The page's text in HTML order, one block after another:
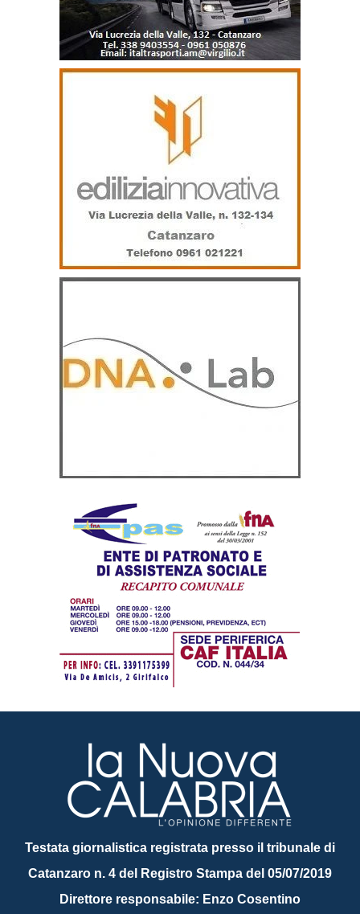
Testata giornalistica registrata presso il tribunale di
Catanzaro n. 4 del Registro Stampa del 05/07/2019
Direttore responsabile: Enzo Cosentino